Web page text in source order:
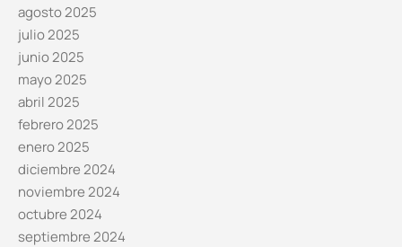
agosto 2025
julio 2025
junio 2025
mayo 2025
abril 2025
febrero 2025
enero 2025
diciembre 2024
noviembre 2024
octubre 2024
septiembre 2024